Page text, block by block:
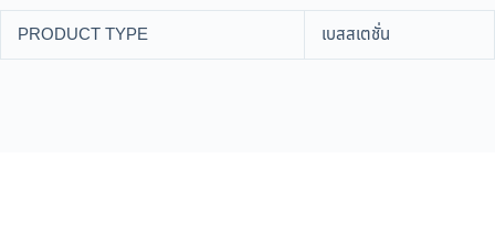
PRODUCT TYPE เบสสเตชั่น